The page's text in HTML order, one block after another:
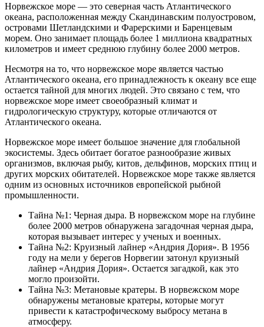
Норвежское море — это северная часть Атлантического
океана, расположенная между Скандинавским полуостровом,
островами Шетландскими и Фарерскими и Баренцевым
морем. Оно занимает площадь более 1 миллиона квадратных
километров и имеет среднюю глубину более 2000 метров.
Несмотря на то, что норвежское море является частью
Атлантического океана, его принадлежность к океану все еще
остается тайной для многих людей. Это связано с тем, что
норвежское море имеет своеобразный климат и
гидрологическую структуру, которые отличаются от
Атлантического океана.
Норвежское море имеет большое значение для глобальной
экосистемы. Здесь обитает богатое разнообразие живых
организмов, включая рыбу, китов, дельфинов, морских птиц и
других морских обитателей. Норвежское море также является
одним из основных источников европейской рыбной
промышленности.
Тайна №1: Черная дыра. В норвежском море на глубине
более 2000 метров обнаружена загадочная черная дыра,
которая вызывает интерес у ученых и военных.
Тайна №2: Круизный лайнер «Андрия Дория». В 1956
году на мели у берегов Норвегии затонул круизный
лайнер «Андрия Дория». Остается загадкой, как это
могло произойти.
Тайна №3: Метановые кратеры. В норвежском море
обнаружены метановые кратеры, которые могут
привести к катастрофическому выбросу метана в
атмосферу.